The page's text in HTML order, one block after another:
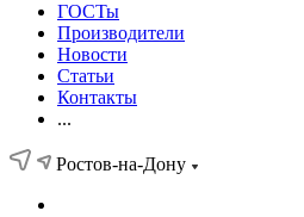
ГОСТы
Производители
Новости
Статьи
Контакты
...
Ростов-на-Дону